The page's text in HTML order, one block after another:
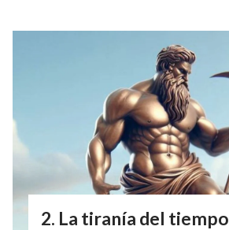
La tiranía del tiempo